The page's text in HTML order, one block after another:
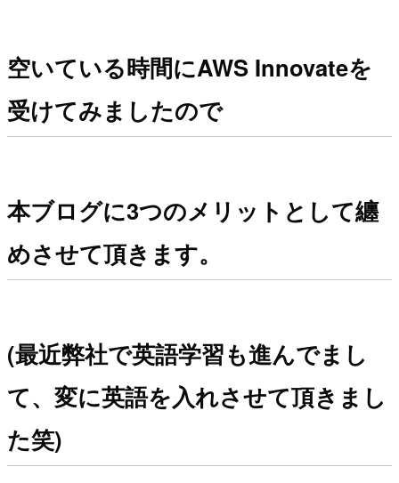
空いている時間にAWS Innovateを
受けてみましたので
本ブログに3つのメリットとして纏
めさせて頂きます。
(最近弊社で英語学習も進んでまし
て、変に英語を入れさせて頂きまし
た笑)